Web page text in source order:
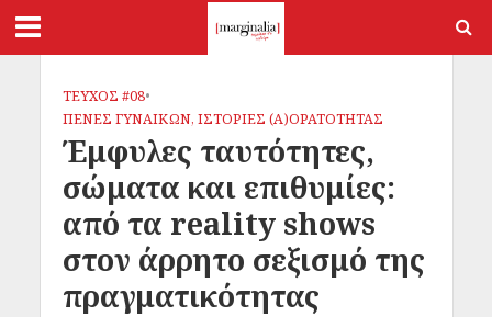
ΤΕΥΧΟΣ #08•
ΠΕΝΕΣ ΓΥΝΑΙΚΩΝ, ΙΣΤΟΡΙΕΣ (Α)ΟΡΑΤΟΤΗΤΑΣ
Έμφυλες ταυτότητες,
σώματα και επιθυμίες:
από τα reality shows
στον άρρητο σεξισμό της
πραγματικότητας